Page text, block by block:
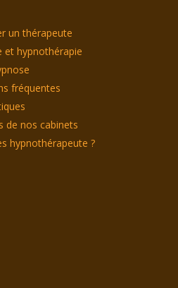
un thérapeute
et hypnothérapie
fréquentes
de nos cabinets
hypnothérapeute ?